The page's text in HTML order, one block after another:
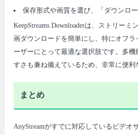
保存形式や画質を選び、「ダウンロー
KeepStreams Downloaderは、ストリーミ
画ダウンロードを簡単にし、特にオフ
ーザーにとって最適な選択肢です。多
すさも兼ね備えているため、非常に便利
まとめ
AnyStreamがすでに対応しているビデオ